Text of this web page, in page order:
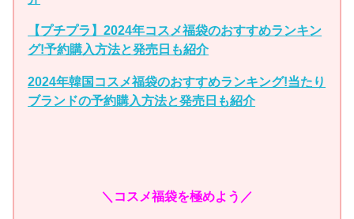
【プチプラ】2024年コスメ福袋のおすすめランキン
グ!予約購入方法と発売日も紹介
2024年韓国コスメ福袋のおすすめランキング!当たり
ブランドの予約購入方法と発売日も紹介
＼コスメ福袋を極めよう／